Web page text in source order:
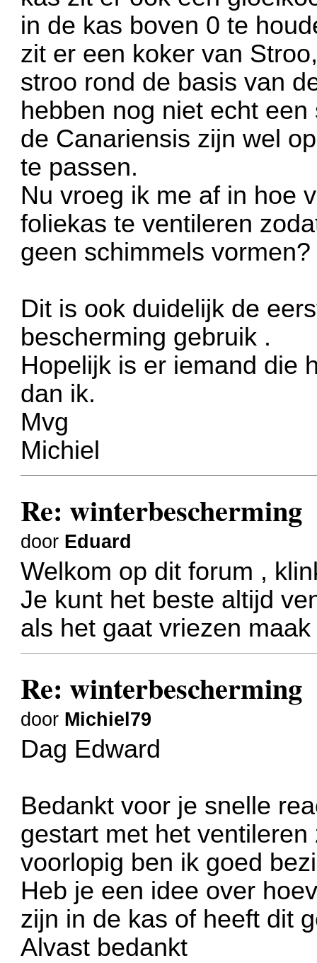
in de kas boven 0 te
zit er een koker van
stroo rond de basis van
hebben nog niet echt
de Canariensis zijn wel
te passen.
Nu vroeg ik me af in hoe
foliekas te ventileren
geen schimmels vormen?
Dit is ook duidelijk de
bescherming gebruik .
Hopelijk is er iemand die
dan ik.
Mvg
Michiel
Re: winterbescherming
door Eduard
Welkom op dit forum ,
Je kunt het beste altijd
als het gaat vriezen
Re: winterbescherming
door Michiel79
Dag Edward
Bedankt voor je snelle
gestart met het
voorlopig ben ik goed
Heb je een idee over
zijn in de kas of heeft dit
Alvast bedankt